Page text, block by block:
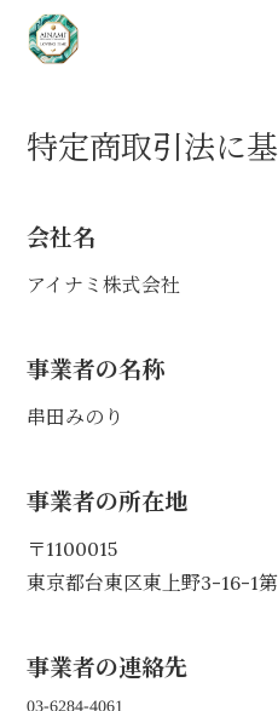
特定商取引法に
会社名
アイナミ株式会社
事業者の名称
串田みのり
事業者の所在地
〒1100015
東京都台東区東上野3-16-1
事業者の連絡先